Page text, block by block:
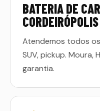
BATERIA DE
CORDEIRÓPOLIS
Atendemos todos
SUV, pickup. Moura,
garantia.